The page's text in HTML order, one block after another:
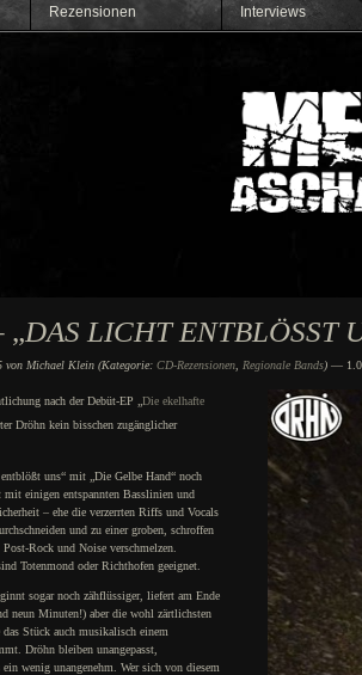
Rezensionen Interviews
„DAS LICHT ENTBLÖSST
von Michael Klein (Kategorie: CD-Rezensionen Regionale Bands) —
nach der Debüt-EP „ Die ekelhafte
Dröhn kein bisschen zugänglicher
uns“ mit „Die Gelbe Hand“ noch
mit einigen entspannten Basslinien und
– ehe die verzerrten Riffs und Vocals
und zu einer groben, schroffen
Rock und Noise verschmelzen.
Totenmond oder Richthofen geeignet.
sogar noch zähflüssiger, liefert am Ende
neun Minuten!) aber die wohl zärtlichsten
Stück auch musikalisch einem
Dröhn bleiben unangepasst,
wenig unangenehm. Wer sich von diesem